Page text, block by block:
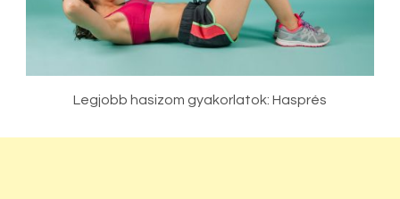
Legjobb hasizom gyakorlatok: Hasprés